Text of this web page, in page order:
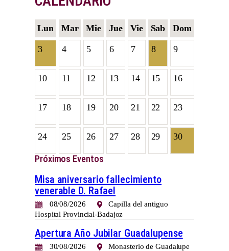
Lun Mar Mie Jue Vie Sab Dom
3 4 5 6 7 8 9
10 11 12 13 14 15 16
17 18 19 20 21 22 23
24 25 26 27 28 29 30
Próximos Eventos
Misa aniversario fallecimiento
venerable D. Rafael
08/08/2026
Capilla del antiguo
Hospital Provincial-Badajoz
Apertura Año Jubilar Guadalupense
30/08/2026 Monasterio de Guadalupe